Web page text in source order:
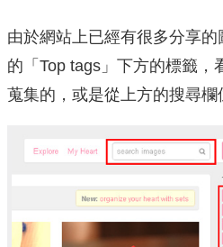
由於網站上已經有很多分享
的「Top tags」下方的標籤，
蒐集的，或是從上方的搜尋欄